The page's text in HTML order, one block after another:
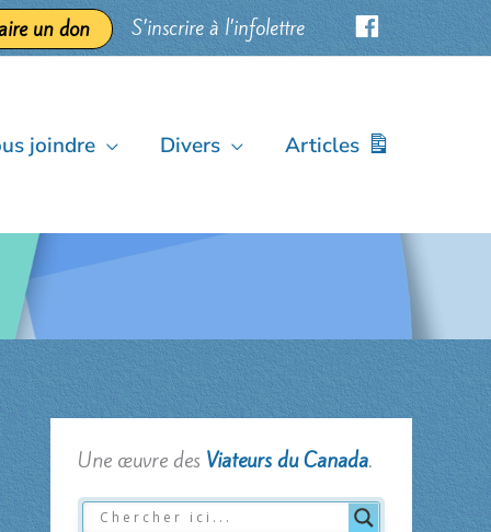
un don S’inscrire à l’infolettre
joindre Divers Articles
Une œuvre des Viateurs du Canada.